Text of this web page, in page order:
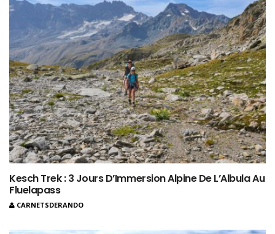
Kesch Trek : 3 Jours D’Immersion Alpine De L’Albula Au
Fluelapass
CARNETSDERANDO